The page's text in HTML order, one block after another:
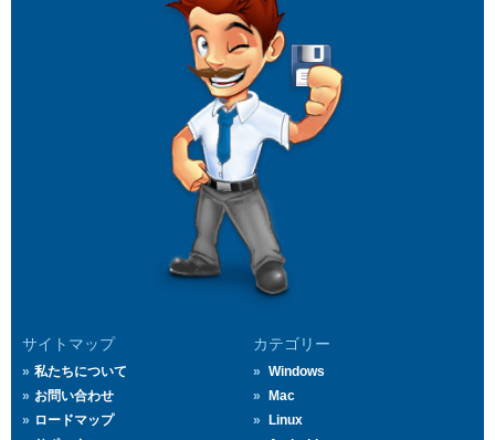
サイトマップ
私たちについて
お問い合わせ
ロードマップ
カテゴリー
Windows
Mac
Linux